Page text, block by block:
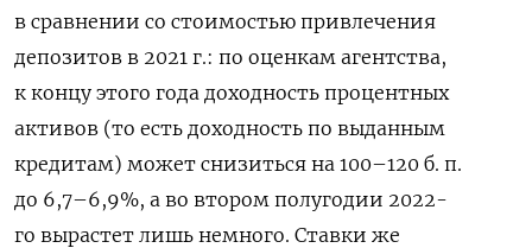
в сравнении со стоимостью привлечения
депозитов в 2021 г.: по оценкам агентства,
к концу этого года доходность процентных
активов (то есть доходность по выданным
кредитам) может снизиться на 100–120 б. п.
до 6,7–6,9%, а во втором полугодии 2022-
го вырастет лишь немного. Ставки же